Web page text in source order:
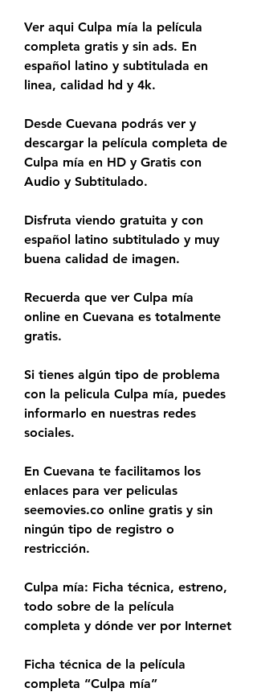
Ver aqui Culpa mía la película
completa gratis y sin ads. En
español latino y subtitulada en
linea, calidad hd y 4k.
Desde Cuevana podrás ver y
descargar la película completa de
Culpa mía en HD y Gratis con
Audio y Subtitulado.
Disfruta viendo gratuita y con
español latino subtitulado y muy
buena calidad de imagen.
Recuerda que ver Culpa mía
online en Cuevana es totalmente
gratis.
Si tienes algún tipo de problema
con la pelicula Culpa mía, puedes
informarlo en nuestras redes
sociales.
En Cuevana te facilitamos los
enlaces para ver peliculas
seemovies.co online gratis y sin
ningún tipo de registro o
restricción.
Culpa mía: Ficha técnica, estreno,
todo sobre de la película
completa y dónde ver por Internet
Ficha técnica de la película
completa “Culpa mía”